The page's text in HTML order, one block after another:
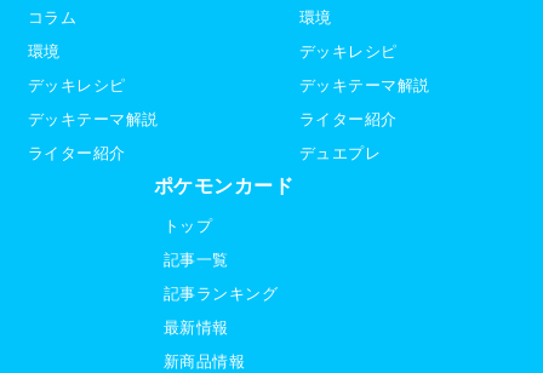
コラム
環境
デッキレシピ
デッキテーマ解説
ライター紹介
環境
デッキレシピ
デッキテーマ解説
ライター紹介
デュエプレ
ポケモンカード
トップ
記事一覧
記事ランキング
最新情報
新商品情報